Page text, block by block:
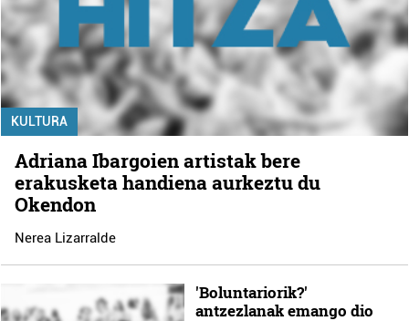
KULTURA
Adriana Ibargoien artistak bere
erakusketa handiena aurkeztu du
Okendon
Nerea Lizarralde
'Boluntariorik?'
antzezlanak emango dio